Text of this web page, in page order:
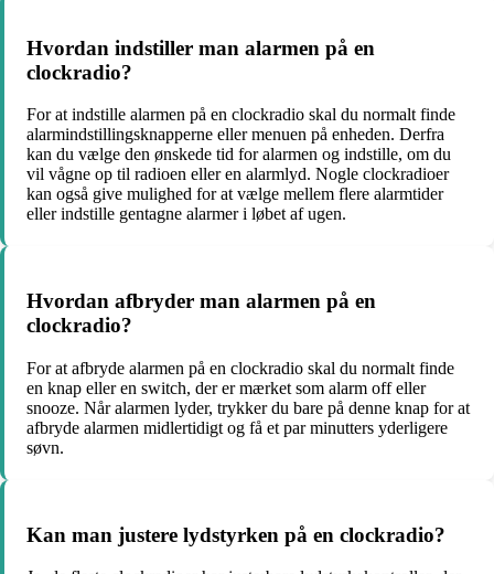
Hvordan indstiller man alarmen på en
clockradio?
For at indstille alarmen på en clockradio skal du normalt finde
alarmindstillingsknapperne eller menuen på enheden. Derfra
kan du vælge den ønskede tid for alarmen og indstille, om du
vil vågne op til radioen eller en alarmlyd. Nogle clockradioer
kan også give mulighed for at vælge mellem flere alarmtider
eller indstille gentagne alarmer i løbet af ugen.
Hvordan afbryder man alarmen på en
clockradio?
For at afbryde alarmen på en clockradio skal du normalt finde
en knap eller en switch, der er mærket som alarm off eller
snooze. Når alarmen lyder, trykker du bare på denne knap for at
afbryde alarmen midlertidigt og få et par minutters yderligere
søvn.
Kan man justere lydstyrken på en clockradio?